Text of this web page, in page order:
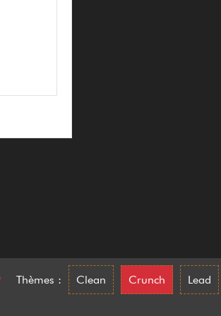
Thèmes : Clean Crunch Lead